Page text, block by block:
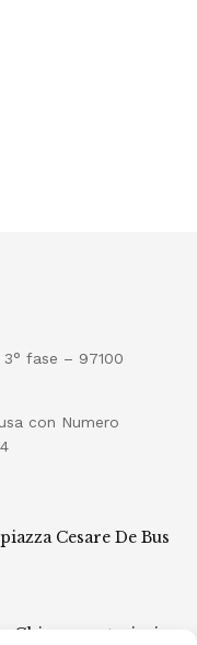
fase – 97100
con Numero
Cesare De Bus
Chiaramonte, ieri